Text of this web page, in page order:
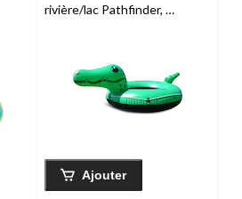
rivière/lac Pathfinder, 1
Ajouter